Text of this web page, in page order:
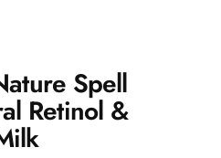
Spell
Retinol &